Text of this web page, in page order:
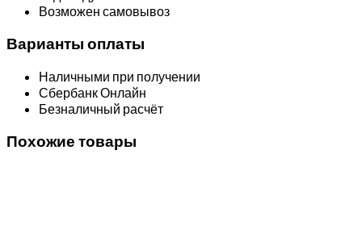
Возможен самовывоз
Варианты оплаты
Наличными при получении
Сбербанк Онлайн
Безналичный расчёт
Похожие товары